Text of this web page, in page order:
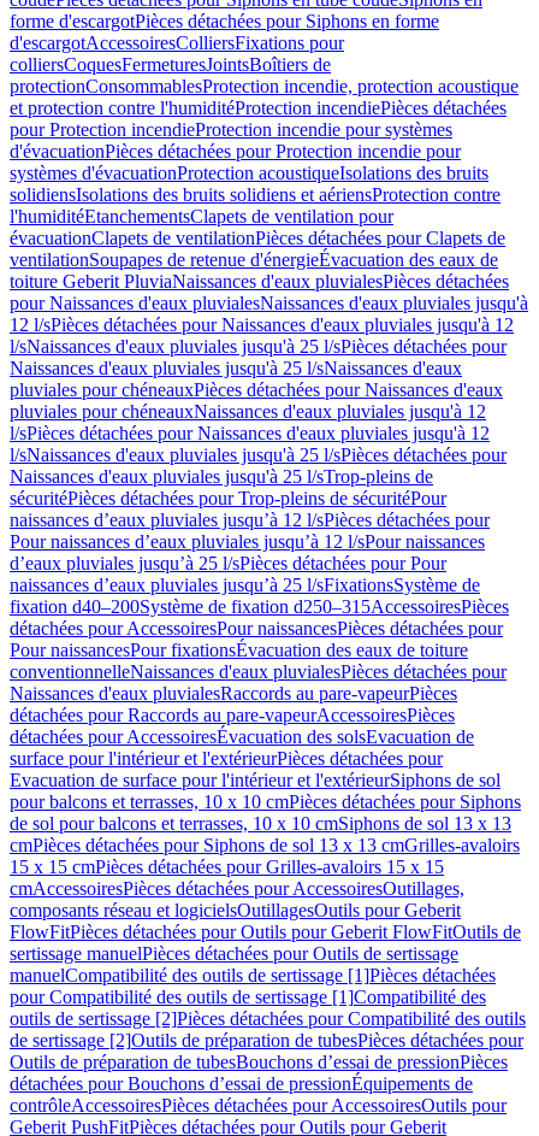
forme d'escargotPièces détachées pour Siphons en forme
d'escargotAccessoiresColliersFixations pour
colliersCoquesFermeturesJointsBoîtiers de
protectionConsommablesProtection incendie, protection acoustique
et protection contre l'humiditéProtection incendiePièces détachées
pour Protection incendieProtection incendie pour systèmes
d'évacuationPièces détachées pour Protection incendie pour
systèmes d'évacuationProtection acoustiqueIsolations des bruits
solidiensIsolations des bruits solidiens et aériensProtection contre
l'humiditéEtanchementsClapets de ventilation pour
évacuationClapets de ventilationPièces détachées pour Clapets de
ventilationSoupapes de retenue d'énergieÉvacuation des eaux de
toiture Geberit PluviaNaissances d'eaux pluvialesPièces détachées
pour Naissances d'eaux pluvialesNaissances d'eaux pluviales jusqu'à
12 l/sPièces détachées pour Naissances d'eaux pluviales jusqu'à 12
l/sNaissances d'eaux pluviales jusqu'à 25 l/sPièces détachées pour
Naissances d'eaux pluviales jusqu'à 25 l/sNaissances d'eaux
pluviales pour chéneauxPièces détachées pour Naissances d'eaux
pluviales pour chéneauxNaissances d'eaux pluviales jusqu'à 12
l/sPièces détachées pour Naissances d'eaux pluviales jusqu'à 12
l/sNaissances d'eaux pluviales jusqu'à 25 l/sPièces détachées pour
Naissances d'eaux pluviales jusqu'à 25 l/sTrop-pleins de
sécuritéPièces détachées pour Trop-pleins de sécuritéPour
naissances d’eaux pluviales jusqu’à 12 l/sPièces détachées pour
Pour naissances d’eaux pluviales jusqu’à 12 l/sPour naissances
d’eaux pluviales jusqu’à 25 l/sPièces détachées pour Pour
naissances d’eaux pluviales jusqu’à 25 l/sFixationsSystème de
fixation d40–200Système de fixation d250–315AccessoiresPièces
détachées pour AccessoiresPour naissancesPièces détachées pour
Pour naissancesPour fixationsÉvacuation des eaux de toiture
conventionnelleNaissances d'eaux pluvialesPièces détachées pour
Naissances d'eaux pluvialesRaccords au pare-vapeurPièces
détachées pour Raccords au pare-vapeurAccessoiresPièces
détachées pour AccessoiresÉvacuation des solsEvacuation de
surface pour l'intérieur et l'extérieurPièces détachées pour
Evacuation de surface pour l'intérieur et l'extérieurSiphons de sol
pour balcons et terrasses, 10 x 10 cmPièces détachées pour Siphons
de sol pour balcons et terrasses, 10 x 10 cmSiphons de sol 13 x 13
cmPièces détachées pour Siphons de sol 13 x 13 cmGrilles-avaloirs
15 x 15 cmPièces détachées pour Grilles-avaloirs 15 x 15
cmAccessoiresPièces détachées pour AccessoiresOutillages,
composants réseau et logicielsOutillagesOutils pour Geberit
FlowFitPièces détachées pour Outils pour Geberit FlowFitOutils de
sertissage manuelPièces détachées pour Outils de sertissage
manuelCompatibilité des outils de sertissage [1]Pièces détachées
pour Compatibilité des outils de sertissage [1]Compatibilité des
outils de sertissage [2]Pièces détachées pour Compatibilité des outils
de sertissage [2]Outils de préparation de tubesPièces détachées pour
Outils de préparation de tubesBouchons d’essai de pressionPièces
détachées pour Bouchons d’essai de pressionÉquipements de
contrôleAccessoiresPièces détachées pour AccessoiresOutils pour
Geberit PushFitPièces détachées pour Outils pour Geberit